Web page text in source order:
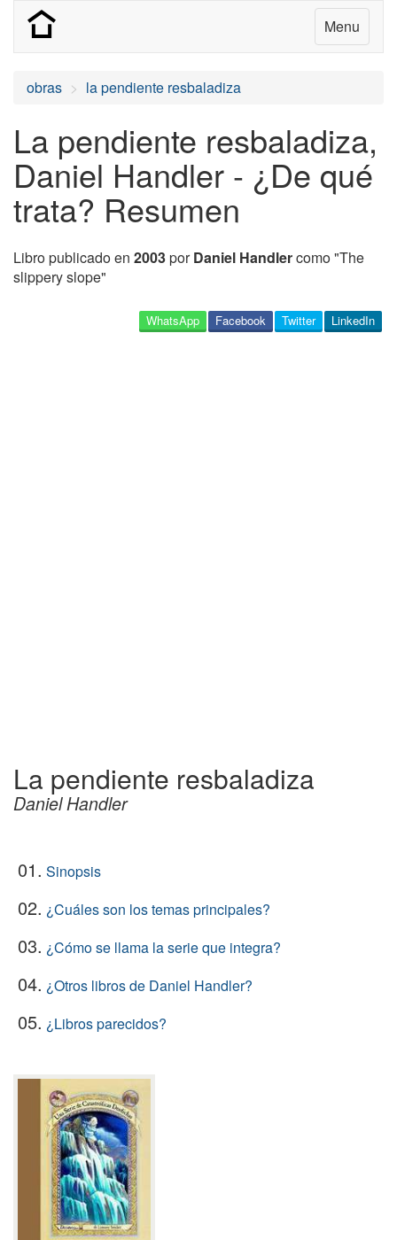
Menu
obras la pendiente resbaladiza
La pendiente resbaladiza,
Daniel Handler - ¿De qué
trata? Resumen
Libro publicado en 2003porDaniel Handlercomo "The
slippery slope"
LinkedIn
Twitter
Facebook
WhatsApp
La pendiente resbaladiza
Daniel Handler
01. Sinopsis
02. ¿Cuáles son los temas principales?
03. ¿Cómo se llama la serie que integra?
04. ¿Otros libros de Daniel Handler?
05. ¿Libros parecidos?